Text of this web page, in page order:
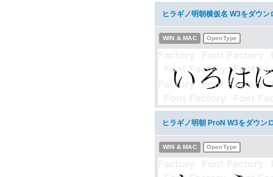
ヒラギノ明朝横仮名 W3をダウン
WIN & MAC OpenType
ヒラギノ明朝 ProN W3をダウン
WIN & MAC OpenType